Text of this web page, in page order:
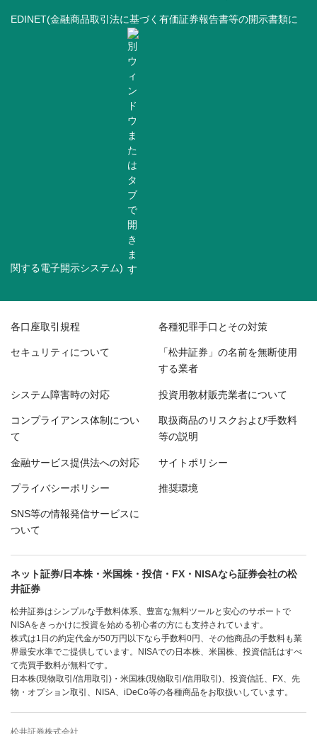
EDINET(金融商品取引法に基づく有価証券報告書等の開示書類に
関する電子開示システム)
各口座取引規程 各種犯罪手口とその対策
セキュリティについて 「松井証券」の名前を無断使用
する業者
システム障害時の対応 投資用教材販売業者について
コンプライアンス体制につい
て
取扱商品のリスクおよび手数料
等の説明
金融サービス提供法への対応 サイトポリシー
プライバシーポリシー 推奨環境
SNS等の情報発信サービスに
ついて
ネット証券/日本株・米国株・投信・FX・NISAなら証券会社の松
井証券
松井証券はシンプルな手数料体系、豊富な無料ツールと安心のサポートで
NISAをきっかけに投資を始める初心者の方にも支持されています。
株式は1日の約定代金が50万円以下なら手数料0円、その他商品の手数料も業
界最安水準でご提供しています。NISAでの日本株、米国株、投資信託はすべ
て売買手数料が無料です。
日本株(現物取引/信用取引)・米国株(現物取引/信用取引)、投資信託、FX、先
物・オプション取引、NISA、iDeCo等の各種商品をお取扱いしています。
松井証券株式会社